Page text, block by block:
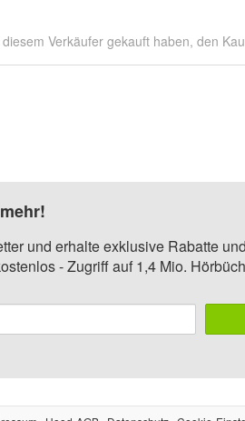
Verkäufer gekauft haben, den
und erhalte exklusive Rabatte
- Zugriff auf 1,4 Mio.